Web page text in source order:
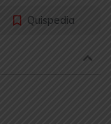
Quispedia